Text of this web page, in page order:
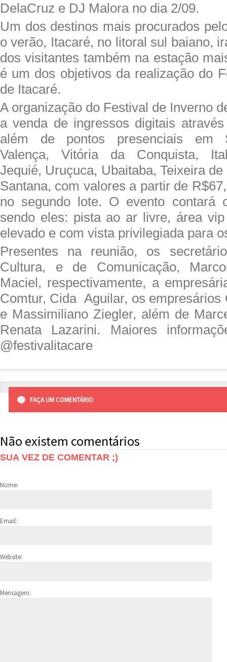
DelaCruz e DJ Malora no dia 2/09.
Um dos destinos mais procurados
o verão, Itacaré, no litoral sul baiano,
dos visitantes também na estação
é um dos objetivos da realização do
de Itacaré.
A organização do Festival de Inverno
a venda de ingressos digitais
além de pontos presenciais em
Valença, Vitória da Conquista,
Jequié, Uruçuca, Ubaitaba, Teixeira
Santana, com valores a partir de
no segundo lote. O evento contará
sendo eles: pista ao ar livre, área
elevado e com vista privilegiada para
Presentes na reunião, os
Cultura, e de Comunicação,
Maciel, respectivamente, a
Comtur, Cida Aguilar, os empresários
e Massimiliano Ziegler, além de
Renata Lazarini. Maiores
@festivalitacare
FAÇA UM COMENTÁRIO
Não existem comentários
SUA VEZ DE COMENTAR ;)
Nome:
Email:
Website:
Mensagem: